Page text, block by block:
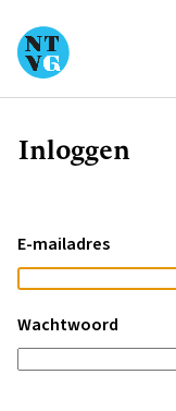
Kruimelpad
Inloggen
E-mailadres
Wachtwoord